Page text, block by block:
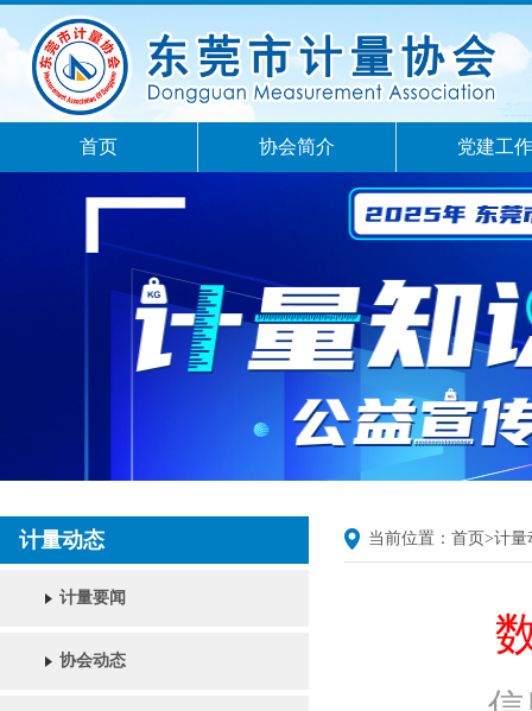
首页 协会简介 党建工作
计量动态
计量要闻
协会动态
当前位置： 首页>计量